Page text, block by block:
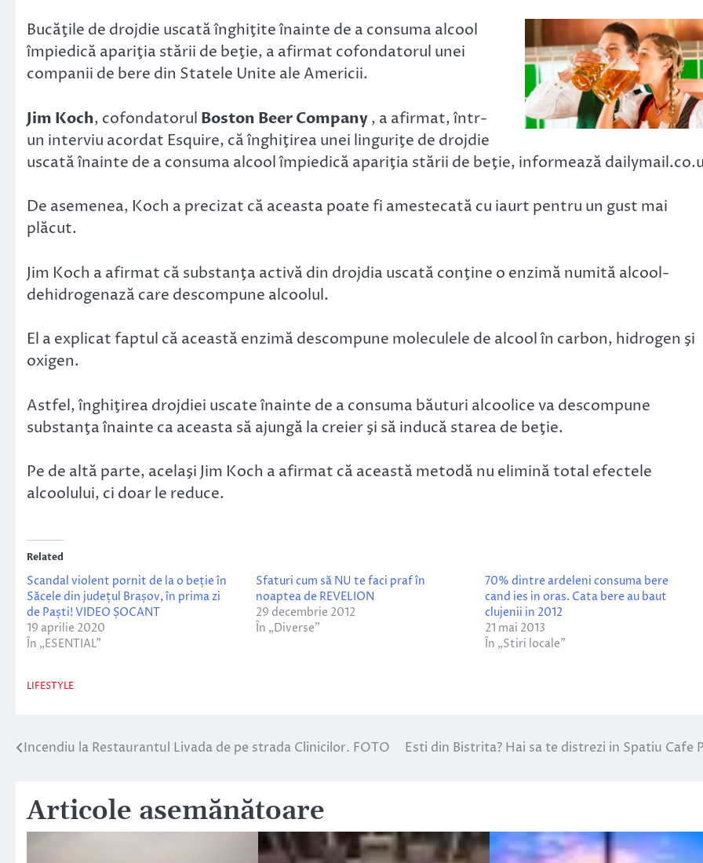
Bucăţile de drojdie uscată înghiţite înainte de a consuma alcool
împiedică apariţia stării de beţie, a afirmat cofondatorul unei
companii de bere din Statele Unite ale Americii.
Jim Koch, cofondatorul Boston Beer Company, a afirmat, într-
un interviu acordat Esquire, că înghiţirea unei linguriţe de drojdie
uscată înainte de a consuma alcool împiedică apariţia stării de beţie, informează
De asemenea, Koch a precizat că aceasta poate fi amestecată cu iaurt pentru un gust mai
plăcut.
Jim Koch a afirmat că substanţa activă din drojdia uscată conţine o enzimă numită alcool-
dehidrogenază care descompune alcoolul.
El a explicat faptul că această enzimă descompune moleculele de alcool în carbon, hidrogen şi
oxigen.
Astfel, înghiţirea drojdiei uscate înainte de a consuma băuturi alcoolice va descompune
substanţa înainte ca aceasta să ajungă la creier şi să inducă starea de beţie.
Pe de altă parte, acelaşi Jim Koch a afirmat că această metodă nu elimină total efectele
alcoolului, ci doar le reduce.
Related
Scandal violent pornit de la o beție în
Săcele din județul Brașov, în prima zi
de Paști! VIDEO ȘOCANT
19 aprilie 2020
În „ESENTIAL”
Sfaturi cum să NU te faci praf în
noaptea de REVELION
29 decembrie 2012
În „Diverse”
70% dintre ardeleni consuma bere
cand ies in oras. Cata bere au baut
clujenii in 2012
21 mai 2013
În „Stiri locale”
LIFESTYLE
Navigare
articole
Incendiu la Restaurantul Livada de pe strada Clinicilor. FOTO Esti din Bistrita? Hai sa te distrezi in Spatiu Cafe
Articole asemănătoare